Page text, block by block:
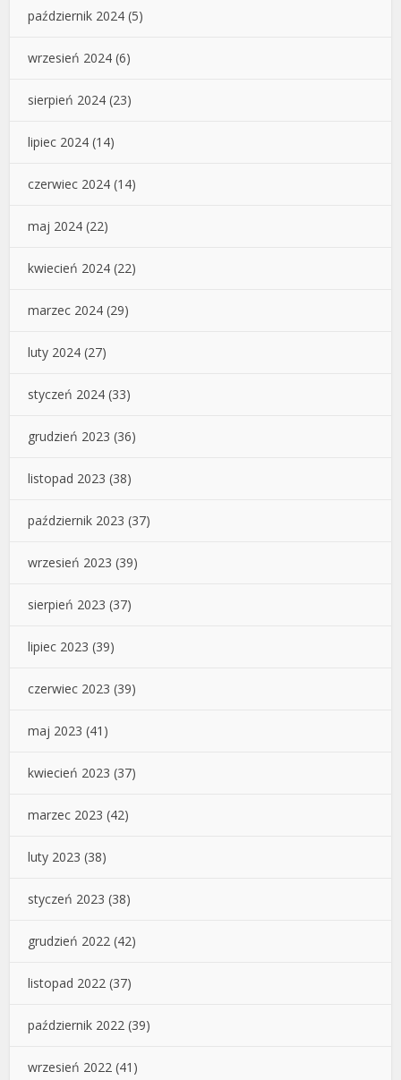
październik 2024 (5)
wrzesień 2024 (6)
sierpień 2024 (23)
lipiec 2024 (14)
czerwiec 2024 (14)
maj 2024 (22)
kwiecień 2024 (22)
marzec 2024 (29)
luty 2024 (27)
styczeń 2024 (33)
grudzień 2023 (36)
listopad 2023 (38)
październik 2023 (37)
wrzesień 2023 (39)
sierpień 2023 (37)
lipiec 2023 (39)
czerwiec 2023 (39)
maj 2023 (41)
kwiecień 2023 (37)
marzec 2023 (42)
luty 2023 (38)
styczeń 2023 (38)
grudzień 2022 (42)
listopad 2022 (37)
październik 2022 (39)
wrzesień 2022 (41)